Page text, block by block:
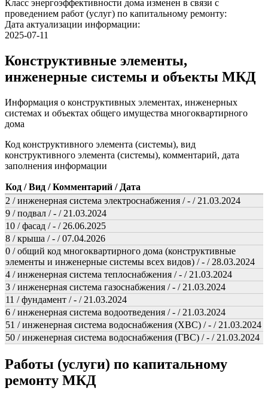
Класс энергоэффективности дома изменен в связи с
проведением работ (услуг) по капитальному ремонту:
Дата актуализации информации:
2025-07-11
Конструктивные элементы,
инженерные системы и объекты МКД
Информация о конструктивных элементах, инженерных
системах и объектах общего имущества многоквартирного
дома
Код конструктивного элемента (системы), вид
конструктивного элемента (системы), комментарий, дата
заполнения информации
Код / Вид / Комментарий / Дата
2 / инженерная система электроснабжения / - / 21.03.2024
9 / подвал / - / 21.03.2024
10 / фасад / - / 26.06.2025
8 / крыша / - / 07.04.2026
0 / общий код многоквартирного дома (конструктивные
элементы и инженерные системы всех видов) / - / 28.03.2024
4 / инженерная система теплоснабжения / - / 21.03.2024
3 / инженерная система газоснабжения / - / 21.03.2024
11 / фундамент / - / 21.03.2024
6 / инженерная система водоотведения / - / 21.03.2024
51 / инженерная система водоснабжения (ХВС) / - / 21.03.2024
50 / инженерная система водоснабжения (ГВС) / - / 21.03.2024
Работы (услуги) по капитальному
ремонту МКД